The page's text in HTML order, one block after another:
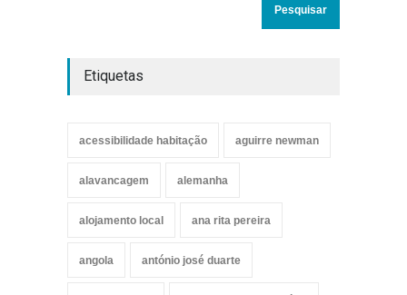
Etiquetas
acessibilidade habitação aguirre newman
alavancagem alemanha
alojamento local ana rita pereira
angola antónio josé duarte